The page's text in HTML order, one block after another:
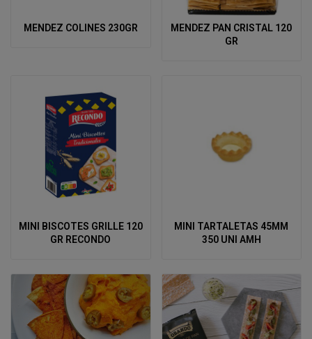
MENDEZ COLINES 230GR
MENDEZ PAN CRISTAL 120
GR
MINI BISCOTES GRILLE 120
GR RECONDO
MINI TARTALETAS 45MM
350 UNI AMH